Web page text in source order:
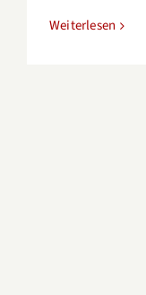
Weiterlesen